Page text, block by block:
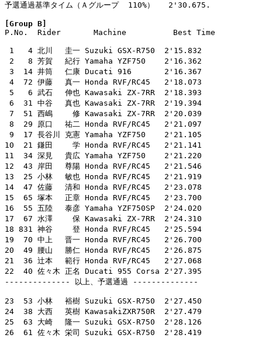
予選通過基準タイム（Ａグループ  110%）   2'30.675.
[Group B]
P.No.  Rider       Machine          Best Time
1   4 北川　 圭一 Suzuki GSX-R750  2'15.832
2   8 芳賀　 紀行 Yamaha YZF750    2'16.362
3  14 井筒　 仁康 Ducati 916       2'16.367
4  72 伊藤　 真一 Honda RVF/RC45   2'18.073
5   6 武石　 伸也 Kawasaki ZX-7RR  2'18.393
6  31 中谷　 真也 Kawasaki ZX-7RR  2'19.394
7  51 西嶋　　 修 Kawasaki ZX-7RR  2'20.039
8  29 原口　 祐二 Honda RVF/RC45   2'21.097
9  17 長谷川 克憲 Yamaha YZF750    2'21.105
10  21 鎌田　　 学 Honda RVF/RC45   2'21.141
11  34 深見　 貴広 Yamaha YZF750    2'21.220
12  43 岸田　 尊陽 Honda RVF/RC45   2'21.546
13  25 小林　 敏也 Honda RVF/RC45   2'21.919
14  47 佐藤　 清和 Honda RVF/RC45   2'23.078
15  65 塚本　 正章 Honda RVF/RC45   2'23.700
16  55 五陸　 泰彦 Yamaha YZF750SP  2'24.020
17  67 水澤　　 保 Kawasaki ZX-7RR  2'24.310
18 831 神谷　　 登 Honda RVF/RC45   2'25.594
19  70 中上　 晋一 Honda RVF/RC45   2'26.700
20  49 腰山　 勝仁 Honda RVF/RC45   2'26.875
21  36 辻本　 範行 Honda RVF/RC45   2'27.068
22  40 佐々木 正名 Ducati 955 Corsa 2'27.395
-------------- 以上、予選通過 --------------
23  53 小林　 裕樹 Suzuki GSX-R750  2'27.450
24  38 大西　 英樹 KawasakiZXR750R  2'27.479
25  63 大崎　 隆一 Suzuki GSX-R750  2'28.126
26  61 佐々木 栄司 Suzuki GSX-R750  2'28.419